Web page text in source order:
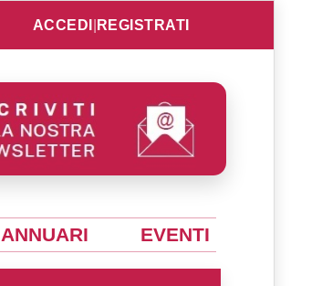
ACCEDI REGISTRATI
ANNUARI EVENTI